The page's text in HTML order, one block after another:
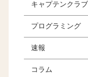
キャプテンクラブ
プログラミング
速報
コラム